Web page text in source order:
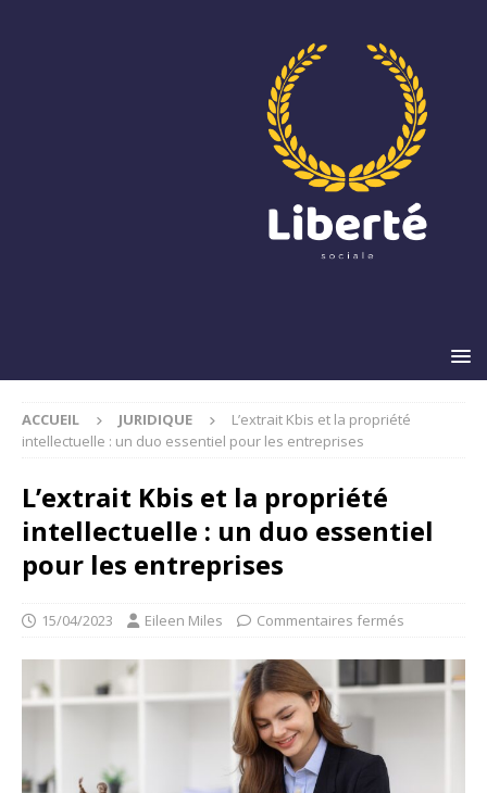
ACCUEIL JURIDIQUE
L’extrait Kbis et la propriété
intellectuelle : un duo essentiel pour les entreprises
L’extrait Kbis et la propriété
intellectuelle : un duo essentiel
pour les entreprises
15/04/2023 Eileen Miles Commentaires fermés